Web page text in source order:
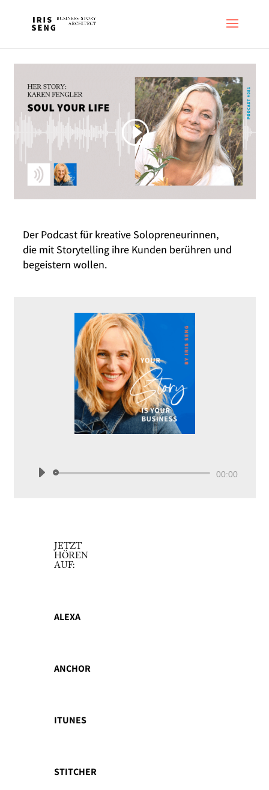
Der Podcast für kreative Solopreneurinnen,
die mit Storytelling ihre Kunden berühren und
begeistern wollen.
Audio-
00:00
JETZT
HÖREN
AUF:
ALEXA
ANCHOR
ITUNES
STITCHER